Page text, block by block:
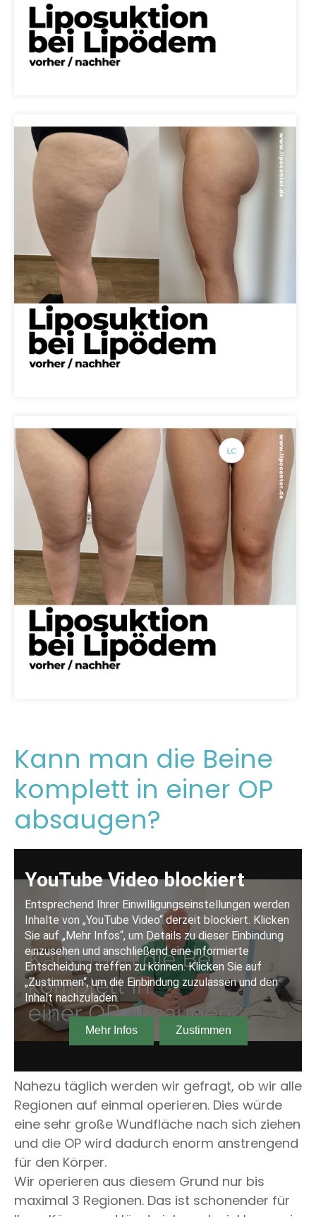
Kann man die Beine
komplett in einer OP
absaugen?
Nahezu täglich werden wir gefragt, ob wir alle
Regionen auf einmal operieren. Dies würde
eine sehr große Wundfläche nach sich ziehen
und die OP wird dadurch enorm anstrengend
für den Körper.
Wir operieren aus diesem Grund nur bis
maximal 3 Regionen. Das ist schonender für